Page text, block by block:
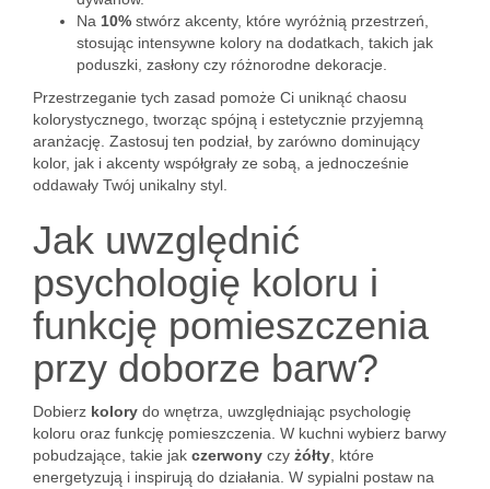
Na 10% stwórz akcenty, które wyróżnią przestrzeń,
stosując intensywne kolory na dodatkach, takich jak
poduszki, zasłony czy różnorodne dekoracje.
Przestrzeganie tych zasad pomoże Ci uniknąć chaosu
kolorystycznego, tworząc spójną i estetycznie przyjemną
aranżację. Zastosuj ten podział, by zarówno dominujący
kolor, jak i akcenty współgrały ze sobą, a jednocześnie
oddawały Twój unikalny styl.
Jak uwzględnić
psychologię koloru i
funkcję pomieszczenia
przy doborze barw?
Dobierz kolory do wnętrza, uwzględniając psychologię
koloru oraz funkcję pomieszczenia. W kuchni wybierz barwy
pobudzające, takie jak czerwony czy żółty , które
energetyzują i inspirują do działania. W sypialni postaw na